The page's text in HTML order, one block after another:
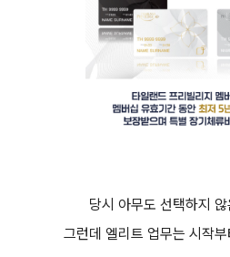
당시 아무도 선택하지
그런데 엘리트 업무는 시작